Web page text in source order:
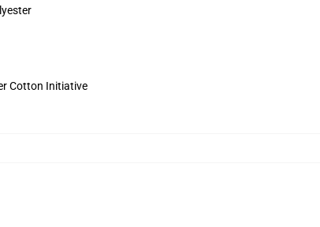
Cotton Initiative